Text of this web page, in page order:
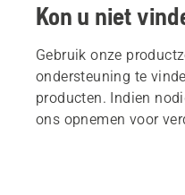
Kon u niet
Gebruik onze
ondersteuning te
producten. Indien
ons opnemen voor